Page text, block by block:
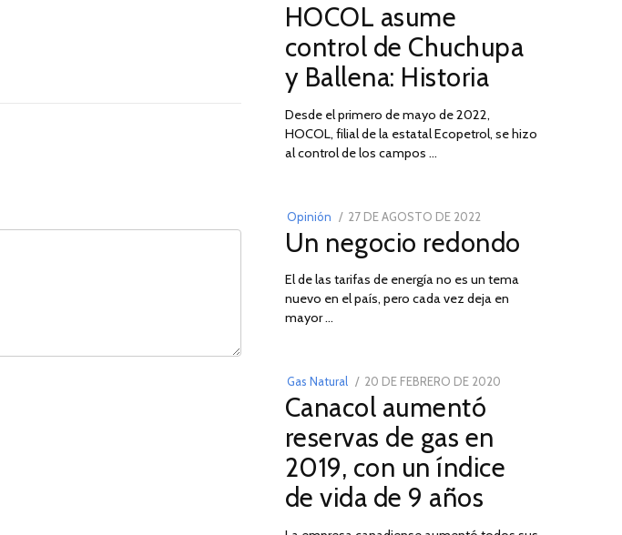
ON
DE
2026
HOCOL asume
control de Chuchupa
y Ballena: Historia
Desde el primero de mayo de 2022,
HOCOL, filial de la estatal Ecopetrol, se hizo
al control de los campos …
Opinión
POSTED
ON
27 DE AGOSTO DE 2022
DE
DE
2022
Un negocio redondo
El de las tarifas de energía no es un tema
nuevo en el país, pero cada vez deja en
mayor …
Gas Natural
POSTED
ON
20 DE FEBRERO DE 2020
2025
Canacol aumentó
reservas de gas en
2019, con un índice
de vida de 9 años